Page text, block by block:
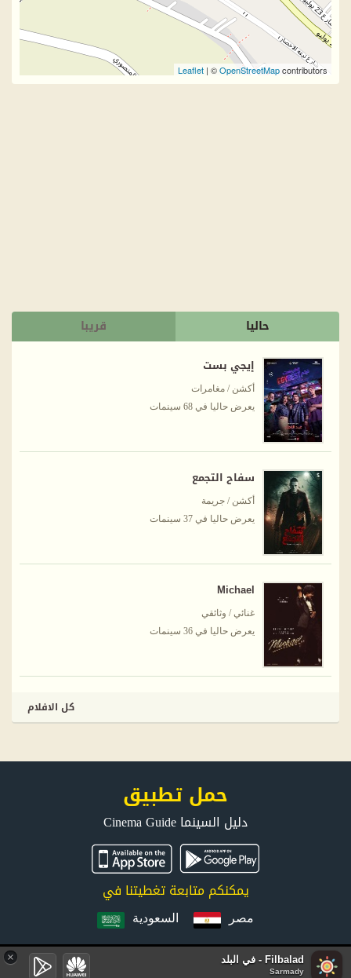
Leaflet | ©OpenStreetMapcontributors
حاليا قريبا
إيجي بست
أكشن / مغامرات
يعرض حاليا في 68 سينمات
سفاح التجمع
أكشن / جريمة
يعرض حاليا في 37 سينمات
Michael
غنائي / وثائقي
يعرض حاليا في 36 سينمات
كل الافلام
حمل تطبيق
دليل السينما Cinema Guide
يمكنكم متابعة تغطيتنا في
مصر السعودية
جميع الحقوق محفوظة © 2026 FilBalad.com. موقع في البلد يتم إدارته وتطويره بواسطة × Filbalad - في البلد
Sarmady